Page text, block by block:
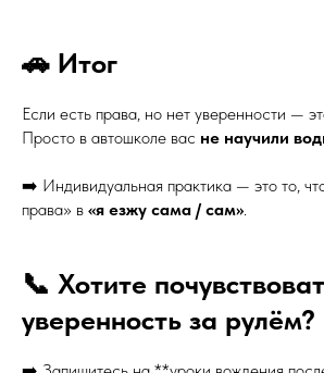
🚗 Итог
Если есть права, но нет уверенности —
Просто в автошколе вас не научили
➡️ Индивидуальная практика — это то,
права» в «я езжу сама / сам».
📞 Хотите
уверенность за рулём?